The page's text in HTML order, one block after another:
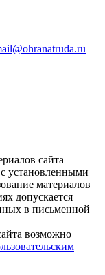
сайта
установленными
материалов
допускается
в письменной
возможно